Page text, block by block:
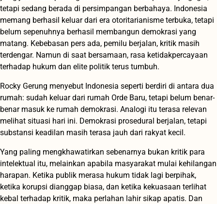
tetapi sedang berada di persimpangan berbahaya. Indonesia
memang berhasil keluar dari era otoritarianisme terbuka, tetapi
belum sepenuhnya berhasil membangun demokrasi yang
matang. Kebebasan pers ada, pemilu berjalan, kritik masih
terdengar. Namun di saat bersamaan, rasa ketidakpercayaan
terhadap hukum dan elite politik terus tumbuh.
Rocky Gerung menyebut Indonesia seperti berdiri di antara dua
rumah: sudah keluar dari rumah Orde Baru, tetapi belum benar-
benar masuk ke rumah demokrasi. Analogi itu terasa relevan
melihat situasi hari ini. Demokrasi prosedural berjalan, tetapi
substansi keadilan masih terasa jauh dari rakyat kecil.
Yang paling mengkhawatirkan sebenarnya bukan kritik para
intelektual itu, melainkan apabila masyarakat mulai kehilangan
harapan. Ketika publik merasa hukum tidak lagi berpihak,
ketika korupsi dianggap biasa, dan ketika kekuasaan terlihat
kebal terhadap kritik, maka perlahan lahir sikap apatis. Dan